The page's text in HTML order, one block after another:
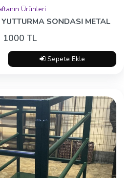
Ürünleri
SONDASI METAL
1000 TL
Sepete Ekle